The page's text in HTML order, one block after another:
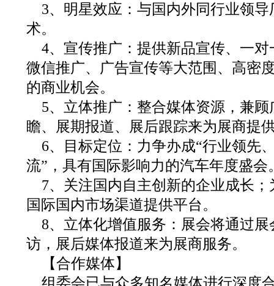
3、明星效应：与国内外同行业领
术。
4、宣传推广：提供新品宣传、一
微信推广、广告宣传等大范围、高密
的商业机会。
5、立体推广：整合媒体资源，兼
瞻、展期报道、展后跟踪来为展商提
6、目标定位：力争办成“行业领先
流”，具有国际影响力的汽车年度盛会
7、关注国内自主创新的企业成长
国际国内市场渠道提供平台。
8、立体化增值服务：展会将通过
访，展后媒体报道来为展商服务。
【合作媒体】
组委会已与众多知名媒体进行深度